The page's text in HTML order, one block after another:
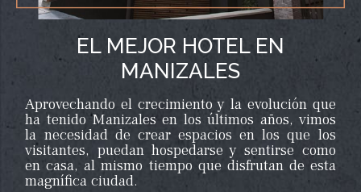
EL MEJOR HOTEL EN
MANIZALES
Aprovechando el crecimiento y la evolución que
ha tenido Manizales en los últimos años, vimos
la necesidad de crear espacios en los que los
visitantes, puedan hospedarse y sentirse como
en casa, al mismo tiempo que disfrutan de esta
magnífica ciudad.